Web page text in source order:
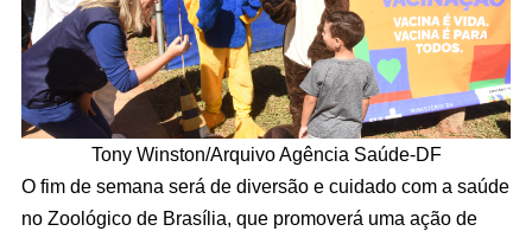
Tony Winston/Arquivo Agência Saúde-DF
O fim de semana será de diversão e cuidado com a saúde
no Zoológico de Brasília, que promoverá uma ação de